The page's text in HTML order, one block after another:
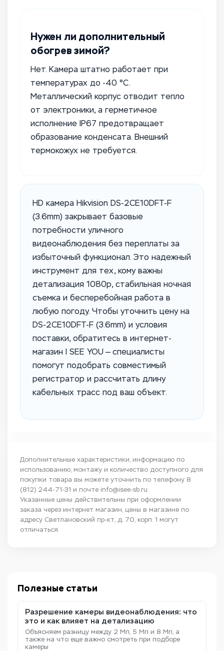
Нужен ли дополнительный
обогрев зимой?
Нет. Камера штатно работает при
температурах до -40 °C.
Металлический корпус отводит тепло
от электроники, а герметичное
исполнение IP67 предотвращает
образование конденсата. Внешний
термокожух не требуется.
HD камера Hikvision DS-2CE10DFT-F
(3.6mm) закрывает базовые
потребности уличного
видеонаблюдения без переплаты за
избыточный функционал. Это надежный
инструмент для тех, кому важны
детализация 1080p, стабильная ночная
съемка и бесперебойная работа в
любую погоду. Чтобы уточнить цену на
DS-2CE10DFT-F (3.6mm) и условия
поставки, обратитесь в интернет-
магазин I SEE YOU — специалисты
помогут подобрать совместимый
регистратор и рассчитать длину
кабельных трасс под ваш объект.
Дополнительные характеристики, информацию по
использованию, монтажу и количество доступного для
покупки товара вы можете уточнить по телефону 8
(812) 244-71-31 и почте info@isee-sb.ru
Указанные цены действительны при оформлении
заказа через интернет магазин, цены в магазине по
адресу Светлановский пр-кт, д. 70, корп. 1 могут
отличаться.
Полезные статьи
Разрешение камеры видеонаблюдения: что
это и как влияет на детализацию
Объясняем разницу между 2 Мп, 5 Мп и 8 Мп, а
также на что еще важно смотреть при подборе
камеры